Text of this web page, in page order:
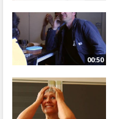
00:50